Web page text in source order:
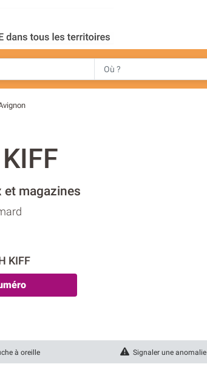
et magazines
KIFF
à oreille Signaler une anomalie